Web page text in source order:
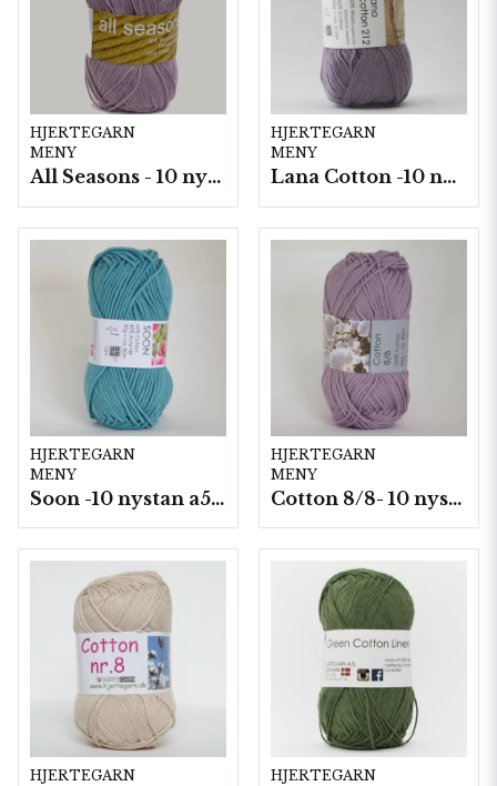
HJERTEGARN
MENY
All Seasons - 10 nystan á 50 g./fp.
HJERTEGARN
MENY
Lana Cotton -10 nystan á 50g./fp.
HJERTEGARN
MENY
Soon -10 nystan a50g./fp.
HJERTEGARN
MENY
Cotton 8/8- 10 nystan a50g./fp. (8059)
HJERTEGARN
HJERTEGARN